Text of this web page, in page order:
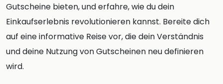
Gutscheine bieten, und erfahre, wie du dein
Einkaufserlebnis revolutionieren kannst. Bereite dich
auf eine informative Reise vor, die dein Verständnis
und deine Nutzung von Gutscheinen neu definieren
wird.